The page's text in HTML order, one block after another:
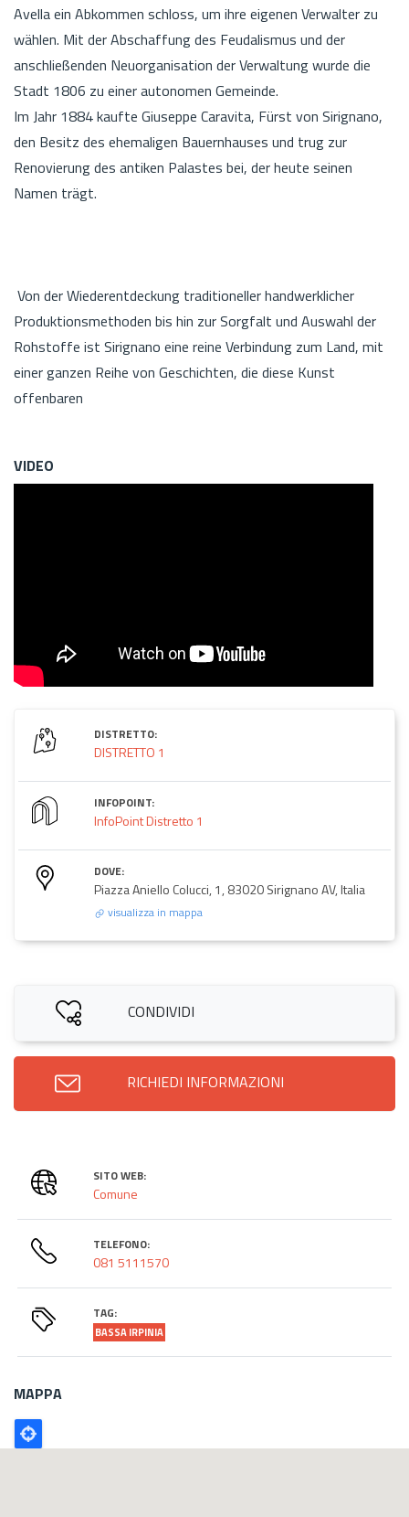
Avella ein Abkommen schloss, um ihre eigenen Verwalter zu
wählen. Mit der Abschaffung des Feudalismus und der
anschließenden Neuorganisation der Verwaltung wurde die
Stadt 1806 zu einer autonomen Gemeinde.
Im Jahr 1884 kaufte Giuseppe Caravita, Fürst von Sirignano,
den Besitz des ehemaligen Bauernhauses und trug zur
Renovierung des antiken Palastes bei, der heute seinen
Namen trägt.
Von der Wiederentdeckung traditioneller handwerklicher
Produktionsmethoden bis hin zur Sorgfalt und Auswahl der
Rohstoffe ist Sirignano eine reine Verbindung zum Land, mit
einer ganzen Reihe von Geschichten, die diese Kunst
offenbaren
VIDEO
DISTRETTO:
DISTRETTO 1
INFOPOINT:
InfoPoint Distretto 1
DOVE:
Piazza Aniello Colucci, 1, 83020 Sirignano AV, Italia
visualizza in mappa
CONDIVIDI
RICHIEDI INFORMAZIONI
SITO WEB:
Comune
TELEFONO:
081 5111570
TAG:
BASSA IRPINIA
MAPPA
Poligono
GEO